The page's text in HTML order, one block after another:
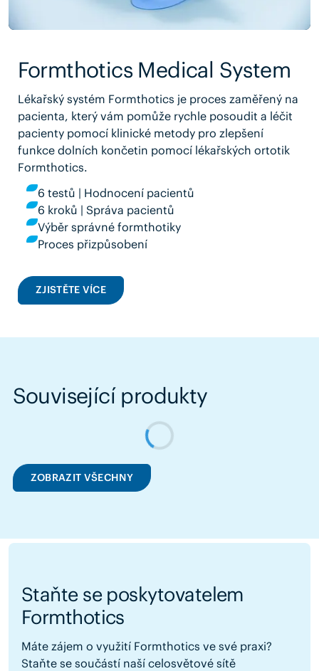
Formthotics Medical System
Lékařský systém Formthotics je proces zaměřený na
pacienta, který vám pomůže rychle posoudit a léčit
pacienty pomocí klinické metody pro zlepšení
funkce dolních končetin pomocí lékařských ortotik
Formthotics.
6 testů | Hodnocení pacientů
6 kroků | Správa pacientů
Výběr správné formthotiky
Proces přizpůsobení
ZJISTĚTE VÍCE
Související produkty
ZOBRAZIT VŠECHNY
Staňte se poskytovatelem
Formthotics
Máte zájem o využití Formthotics ve své praxi?
Staňte se součástí naší celosvětové sítě